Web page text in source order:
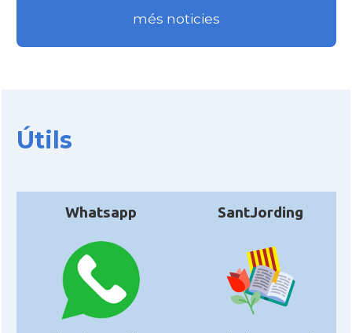
més noticies
Útils
Whatsapp SantJording